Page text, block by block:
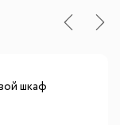
шкаф